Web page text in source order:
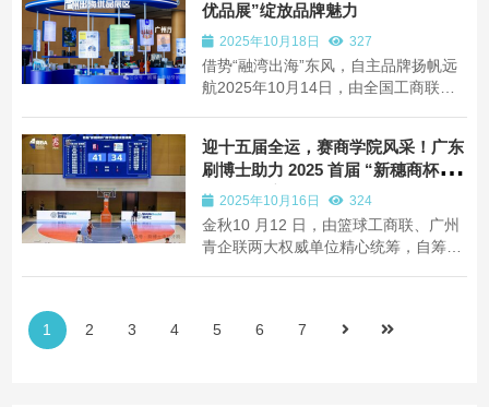
文大学（深圳）公共政策学院院长、前
海国际事务研究院院长郑永年是核心嘉
宾之一，他...
优品展”绽放品牌魅力
2025年10月18日 327
借势“融湾出海”东风，自主品牌扬帆远
航2025年10月14日，由全国工商联主
心隆重举行。本次活动以“融湾出海链通
全球”为主题，汇聚了全国11个省（直
辖市）工商联、穗港澳地区商协会和工
商界代表、...
迎十五届全运，赛商学院风采！广东
刷博士助力 2025 首届 “新穗商杯”
篮球邀请赛
2025年10月16日 324
金秋10 月12 日，由篮球工商联、广州
青企联两大权威单位精心统筹，自筹备
丰、北大光华、中欧商学院、长江商学
1 2 3 4 5 6 7